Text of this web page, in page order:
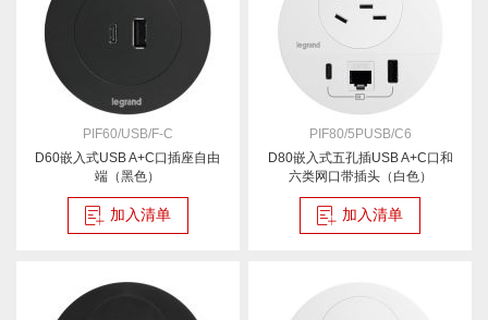
PIF60/USB/F-C
D60嵌入式USB A+C口插座自由
端（黑色）
加入清单
PIF80/5PUSB/C6
D80嵌入式五孔插USB A+C口和
六类网口带插头（白色）
加入清单